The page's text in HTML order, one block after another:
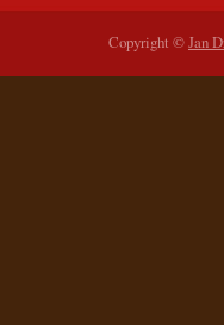
Copyright ©Jan